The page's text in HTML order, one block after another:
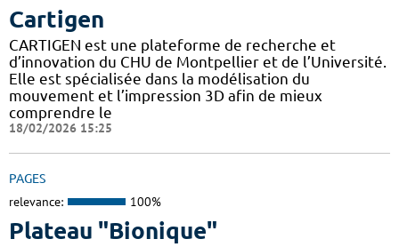
Cartigen
CARTIGEN est une plateforme de recherche et
d’innovation du CHU de Montpellier et de l’Université.
Elle est spécialisée dans la modélisation du
mouvement et l’impression 3D afin de mieux
comprendre le
18/02/2026 15:25
PAGES
relevance: 100%
Plateau "Bionique"